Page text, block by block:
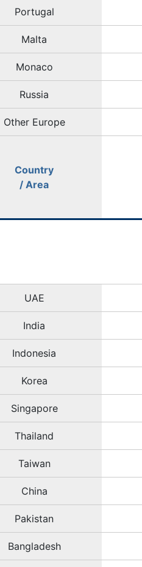
Portugal
Malta
Monaco
Russia
Other Europe
Country
/ Area
UAE
India
Indonesia
Korea
Singapore
Thailand
Taiwan
China
Pakistan
Bangladesh